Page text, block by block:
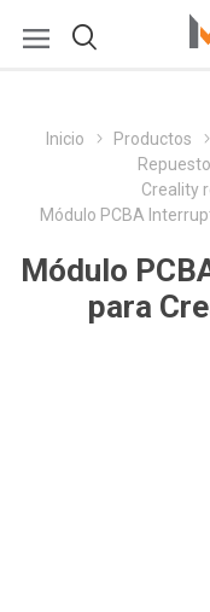
Inicio Productos
Creality
Módulo PCBA
Módulo
para